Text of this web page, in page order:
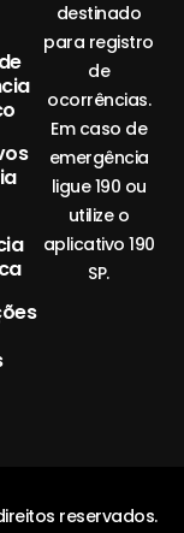
destinado
para registro
de
ocorrências.
Em caso de
emergência
ligue 190 ou
utilize o
aplicativo 190
SP.
reservados.